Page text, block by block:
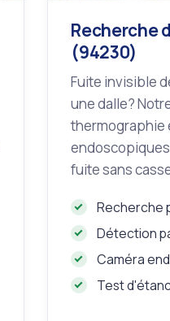
Recherche
(94230)
Fuite invisible
une dalle?
thermographie
fuite sans
Recherche
Détection
Caméra
Test